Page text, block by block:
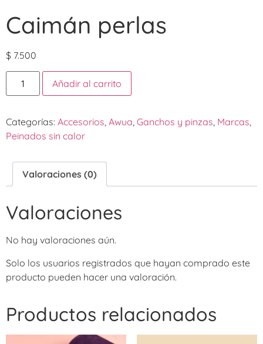
Caimán perlas
$ 7.500
Añadir al carrito
Categorías: Accesorios Awua Ganchos y pinzas Marcas
Peinados sin calor
Valoraciones (0)
Valoraciones
No hay valoraciones aún.
Solo los usuarios registrados que hayan comprado este
producto pueden hacer una valoración.
Productos relacionados